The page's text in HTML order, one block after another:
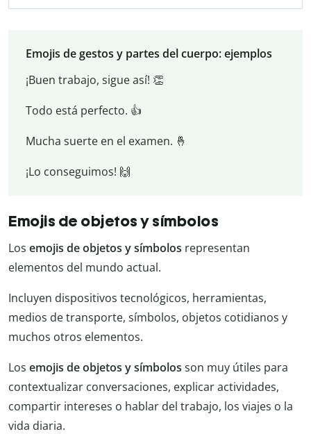
Emojis de gestos y partes del cuerpo: ejemplos
¡Buen trabajo, sigue así! 👏
Todo está perfecto. 👍
Mucha suerte en el examen. 🤞
¡Lo conseguimos! 🙌
Emojis de objetos y símbolos
Los emojis de objetos y símbolos representan
elementos del mundo actual.
Incluyen dispositivos tecnológicos, herramientas,
medios de transporte, símbolos, objetos cotidianos y
muchos otros elementos.
Los emojis de objetos y símbolos son muy útiles para
contextualizar conversaciones, explicar actividades,
compartir intereses o hablar del trabajo, los viajes o la
vida diaria.